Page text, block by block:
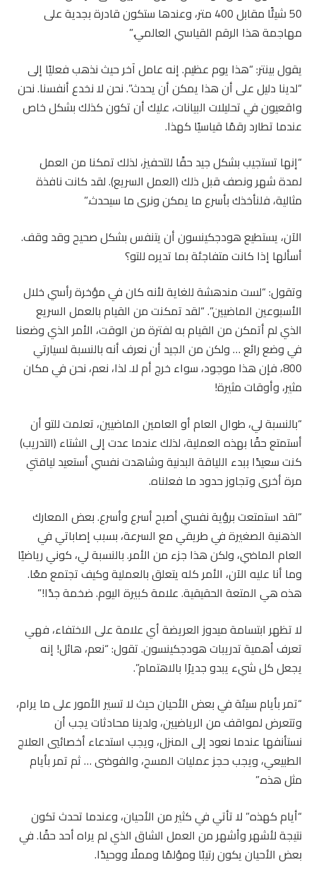
50 شيئًا مقابل 400 متر، وعندها ستكون قادرة بجدية على
مهاجمة هذا الرقم القياسي العالمي.”
يقول بينتر: “هذا يوم عظيم. إنه عامل آخر حيث نذهب فعليًا إلى
“لدينا دليل على أن هذا يمكن أن يحدث”. نحن لا نخدع أنفسنا. نحن
واقعيون في تحليلات البيانات، عليك أن تكون كذلك بشكل خاص
عندما تطارد رقمًا قياسيًا كهذا.
“إنها تستجيب بشكل جيد حقًا للتحفيز، لذلك تمكنا من العمل
لمدة شهر ونصف قبل ذلك (العمل السريع). لقد كانت نافذة
مثالية، فلنأخذك بأسرع ما يمكن ونرى ما سيحدث.”
الآن، يستطيع هودجكينسون أن يتنفس بشكل صحيح وقد وقف.
أسألها إذا كانت متفاجئة بما تديره للتو؟
وتقول: “لست مندهشة للغاية لأنه كان في مؤخرة رأسي خلال
الأسبوعين الماضيين”. “لقد تمكنت من القيام بالعمل السريع
الذي لم أتمكن من القيام به لفترة من الوقت، الأمر الذي وضعنا
في وضع رائع … ولكن من الجيد أن نعرف أنه بالنسبة لسيارتي
800، فإن هذا موجود، سواء خرج أم لا. لذا، نعم، نحن في مكان
مثير، وأوقات مثيرة!
“بالنسبة لي، طوال العام أو العامين الماضيين، تعلمت للتو أن
أستمتع حقًا بهذه العملية، لذلك عندما عدت إلى الشتاء (التدريب)
كنت سعيدًا ببدء اللياقة البدنية وشاهدت نفسي أستعيد لياقتي
مرة أخرى وتجاوز حدود ما فعلناه.
“لقد استمتعت برؤية نفسي أصبح أسرع وأسرع. بعض المعارك
الذهنية الصغيرة في طريقي مع السرعة، بسبب إصاباتي في
العام الماضي، ولكن هذا جزء من الأمر. بالنسبة لي، كوني رياضيًا
وما أنا عليه الآن، الأمر كله يتعلق بالعملية وكيف تجتمع معًا.
هذه هي المتعة الحقيقية. علامة كبيرة اليوم. ضخمة جدًا!”
لا تظهر ابتسامة ميدوز العريضة أي علامة على الاختفاء، فهي
تعرف أهمية تدريبات هودجكينسون. تقول: “نعم، هائل! إنه
يجعل كل شيء يبدو جديرًا بالاهتمام”.
“تمر بأيام سيئة في بعض الأحيان حيث لا تسير الأمور على ما يرام،
وتتعرض لمواقف من الرياضيين، ولدينا محادثات يجب أن
نستأنفها عندما نعود إلى المنزل، ويجب استدعاء أخصائيي العلاج
الطبيعي، ويجب حجز عمليات المسح، والفوضى … ثم تمر بأيام
مثل هذه.”
“أيام كهذه” لا تأتي في كثير من الأحيان، وعندما تحدث تكون
نتيجة لأشهر وأشهر من العمل الشاق الذي لم يراه أحد حقًا. في
بعض الأحيان يكون رتيبًا ومؤلمًا ومملًا ووحيدًا.